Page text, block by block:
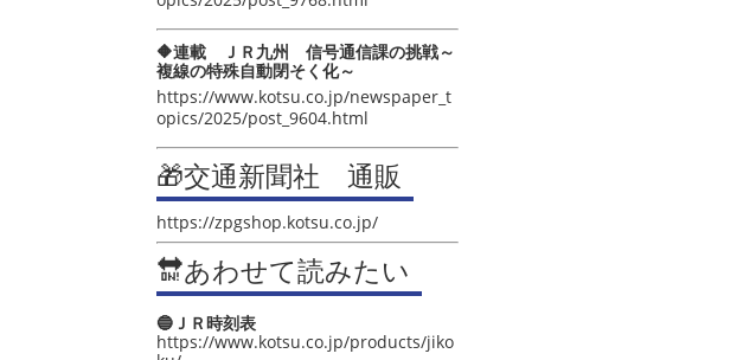
🔶連載 ＪＲ九州 信号通信課の挑戦～
複線の特殊自動閉そく化～
https://www.kotsu.co.jp/newspaper_t
opics/2025/post_9604.html
🎁交通新聞社 通販
https://zpgshop.kotsu.co.jp/
🔛あわせて読みたい
🔵ＪＲ時刻表
https://www.kotsu.co.jp/products/jiko